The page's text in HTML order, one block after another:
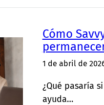
Cómo
1 de abril de
¿Qué pasaría
ayuda…